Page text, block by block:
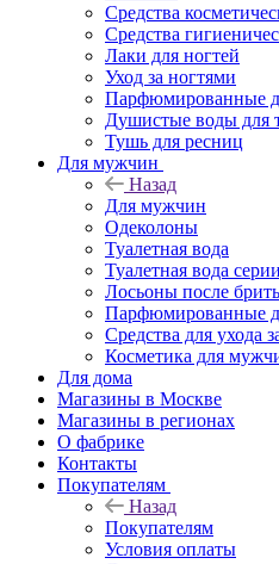
Средства
Средства
Лаки для ногтей
Уход за ногтями
Парфюмированные
Душистые воды для
Тушь для ресниц
Для мужчин
Назад
Для мужчин
Одеколоны
Туалетная вода
Туалетная вода
Лосьоны после
Парфюмированные
Средства для ухода
Косметика для
Для дома
Магазины в Москве
Магазины в регионах
О фабрике
Контакты
Покупателям
Назад
Покупателям
Условия оплаты